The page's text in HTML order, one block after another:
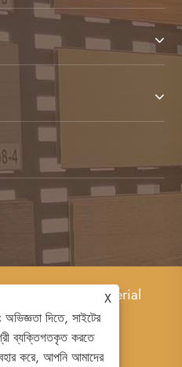
New Material
X
দিতে, সাইটের
ব্যক্তিগতকৃত করতে
করে, আপনি আমাদের